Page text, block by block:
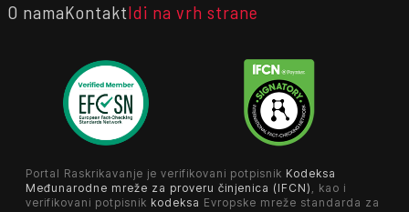
O namaKontaktIdi na vrh strane
Portal Raskrikavanje je verifikovani potpisnik Kodeksa
Međunarodne mreže za proveru činjenica (IFCN) , kao i
verifikovani potpisnik kodeksa Evropske mreže standarda za